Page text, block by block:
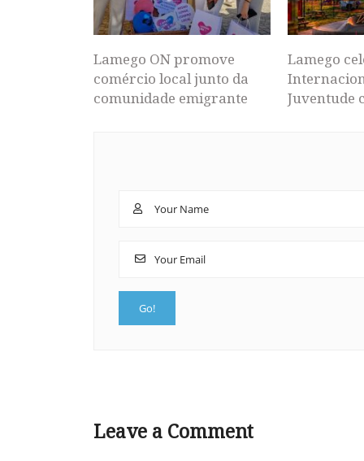
Lamego ON promove
comércio local junto da
comunidade emigrante
Lamego
Juventude
Leave a Comment